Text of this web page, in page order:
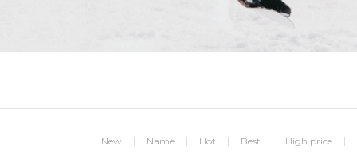
New Name Hot Best High price